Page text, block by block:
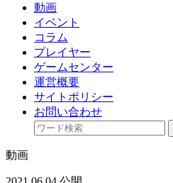
動画
イベント
コラム
プレイヤー
ゲームセンター
運営概要
サイトポリシー
お問い合わせ
動画